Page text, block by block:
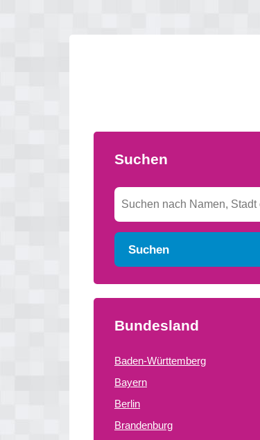
Suchen
Suchen
Bundesland
Baden-Württemberg
Bayern
Berlin
Brandenburg